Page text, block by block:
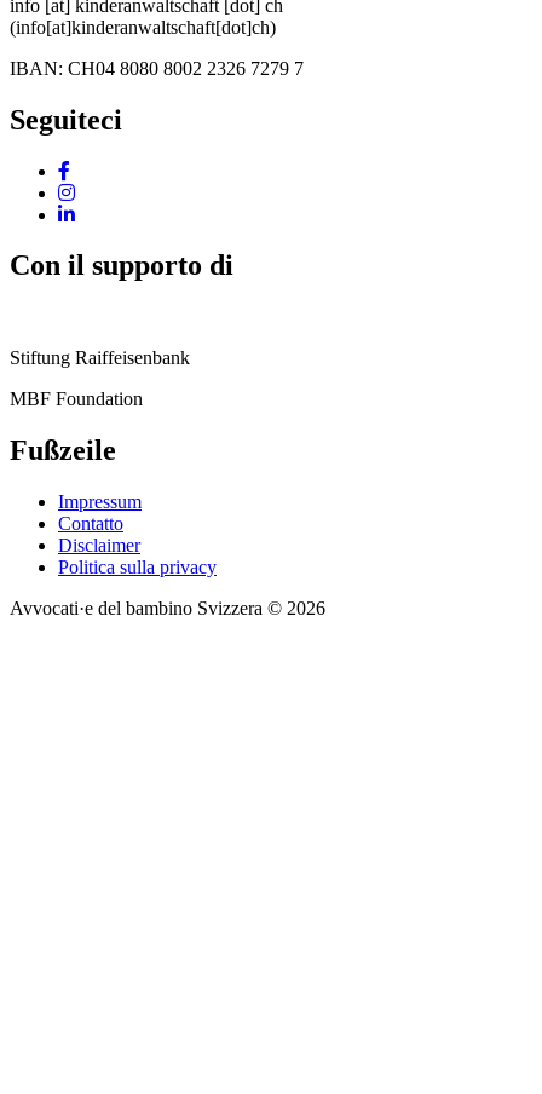
info [at] kinderanwaltschaft [dot] ch
(info[at]kinderanwaltschaft[dot]ch)
IBAN: CH04 8080 8002 2326 7279 7
Seguiteci
Con il supporto di
Stiftung Raiffeisenbank
MBF Foundation
Fußzeile
Impressum
Contatto
Disclaimer
Politica sulla privacy
Avvocati·e del bambino Svizzera © 2026